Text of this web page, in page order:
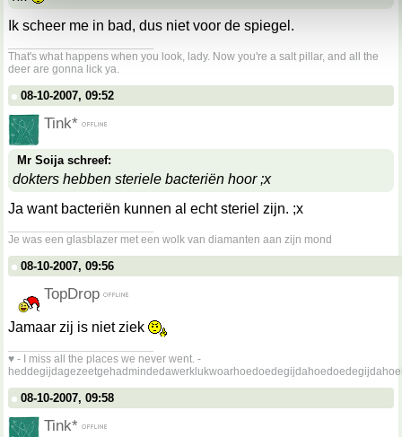
Ik scheer me in bad, dus niet voor de spiegel.
That's what happens when you look, lady. Now you're a salt pillar, and all the
deer are gonna lick ya.
08-10-2007, 09:52
Tink*
Mr Soija schreef:
dokters hebben steriele bacteriën hoor ;x
Ja want bacteriën kunnen al echt steriel zijn. ;x
Je was een glasblazer met een wolk van diamanten aan zijn mond
08-10-2007, 09:56
TopDrop
Jamaar zij is niet ziek
♥ - I miss all the places we never went. -
08-10-2007, 09:58
Tink*